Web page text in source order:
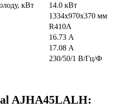
кВт
14.0 кВт
1334x970x370 мм
R410A
16.73 А
17.08 А
230/50/1 В/Гц/Ф
AJHA45LALH: